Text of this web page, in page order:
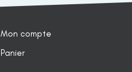
Mon compte
Panier